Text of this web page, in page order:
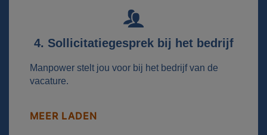
4. Sollicitatiegesprek bij het bedrijf
Manpower stelt jou voor bij het bedrijf van de
vacature.
MEER LADEN